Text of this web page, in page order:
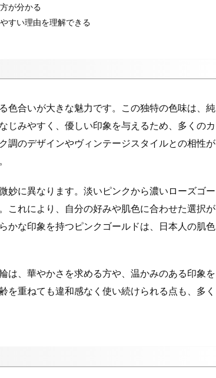
が分かる
すい理由を理解できる
色合いが大きな魅力です。この独特の色味は、純
じみやすく、優しい印象を与えるため、多くのカ
調のデザインやヴィンテージスタイルとの相性が
妙に異なります。淡いピンクから濃いローズゴー
これにより、自分の好みや肌色に合わせた選択が
かな印象を持つピンクゴールドは、日本人の肌色
は、華やかさを求める方や、温かみのある印象を
重ねても違和感なく使い続けられる点も、多く